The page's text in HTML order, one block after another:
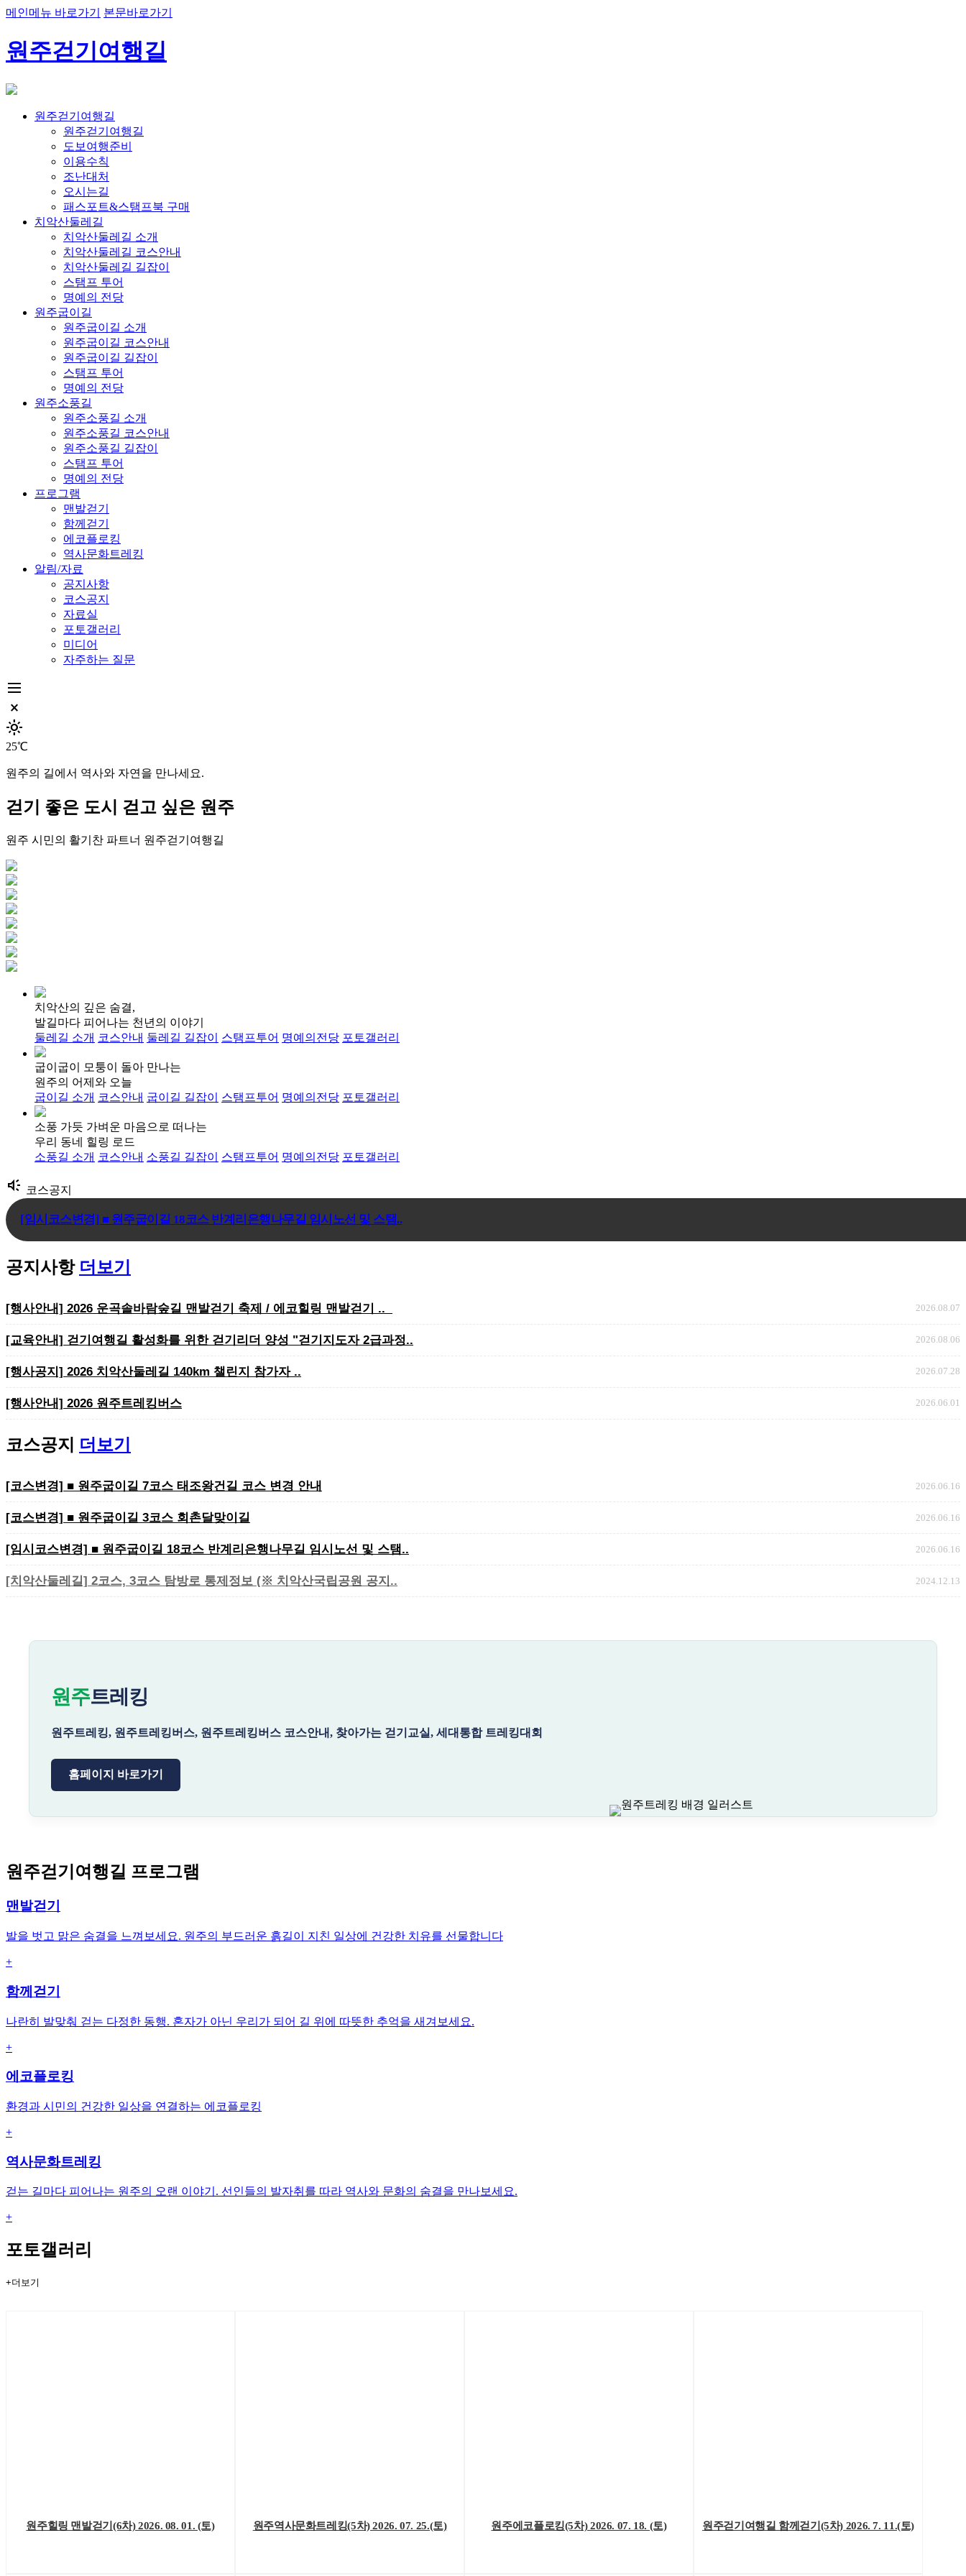
메인메뉴 바로가기 본문바로가기
원주걷기여행길
원주걷기여행길
원주걷기여행길
도보여행준비
이용수칙
조난대처
오시는길
패스포트&스탬프북 구매
치악산둘레길
치악산둘레길 소개
치악산둘레길 코스안내
치악산둘레길 길잡이
스탬프 투어
명예의 전당
원주굽이길
원주굽이길 소개
원주굽이길 코스안내
원주굽이길 길잡이
스탬프 투어
명예의 전당
원주소풍길
원주소풍길 소개
원주소풍길 코스안내
원주소풍길 길잡이
스탬프 투어
명예의 전당
프로그램
맨발걷기
함께걷기
에코플로킹
역사문화트레킹
알림/자료
공지사항
코스공지
자료실
포토갤러리
미디어
자주하는 질문
dehaze
close_small
light_mode
25℃
원주의 길에서 역사와 자연을 만나세요.
걷기 좋은 도시 걷고 싶은 원주
원주 시민의 활기찬 파트너 원주걷기여행길
치악산의 깊은 숨결,
발길마다 피어나는 천년의 이야기
둘레길 소개 코스안내 둘레길 길잡이 스탬프투어 명예의전당 포토갤러리
굽이굽이 모퉁이 돌아 만나는
원주의 어제와 오늘
굽이길 소개 코스안내 굽이길 길잡이 스탬프투어 명예의전당 포토갤러리
소풍 가듯 가벼운 마음으로 떠나는
우리 동네 힐링 로드
소풍길 소개 코스안내 소풍길 길잡이 스탬프투어 명예의전당 포토갤러리
brand_awareness 코스공지
[임시코스변경] ■ 원주굽이길 18코스 반계리은행나무길 임시노선 및 스탬..
[코스변경] ■ 원주굽이길 7코스 태조왕건길 코스 변경 안내
[코스변경] ■ 원주굽이길 3코스 회촌달맞이길
공지사항 더보기
[행사안내] 2026 운곡솔바람숲길 맨발걷기 축제 / 에코힐링 맨발걷기 .. 2026.08.07
[교육안내] 걷기여행길 활성화를 위한 걷기리더 양성 "걷기지도자 2급과정.. 2026.08.06
​​​​​​​[행사공지] 2026 치악산둘레길 140km 챌린지 참가자 .. 2026.07.28
[행사안내] 2026 원주트레킹버스 2026.06.01
코스공지 더보기
[코스변경] ■ 원주굽이길 7코스 태조왕건길 코스 변경 안내 2026.06.16
[코스변경] ■ 원주굽이길 3코스 회촌달맞이길 2026.06.16
[임시코스변경] ■ 원주굽이길 18코스 반계리은행나무길 임시노선 및 스탬.. 2026.06.16
[치악산둘레길] 2코스, 3코스 탐방로 통제정보 (※ 치악산국립공원 공지.. 2024.12.13
원주트레킹
원주트레킹, 원주트레킹버스, 원주트레킹버스 코스안내, 찾아가는 걷기교실, 세대통합 트레킹대회
홈페이지 바로가기
원주걷기여행길 프로그램
맨발걷기
발을 벗고 맑은 숨결을 느껴보세요. 원주의 부드러운 흙길이 지친 일상에 건강한 치유를 선물합니다
+
함께걷기
나란히 발맞춰 걷는 다정한 동행. 혼자가 아닌 우리가 되어 길 위에 따뜻한 추억을 새겨보세요.
+
에코플로킹
환경과 시민의 건강한 일상을 연결하는 에코플로킹
+
역사문화트레킹
걷는 길마다 피어나는 원주의 오랜 이야기. 선인들의 발자취를 따라 역사와 문화의 숨결을 만나보세요.
+
포토갤러리
+더보기
원주힐링 맨발걷기(6차) 2026. 08. 01. (토) 원주역사문화트레킹(5차) 2026. 07. 25.(토) 원주에코플로킹(5차) 2026. 07. 18. (토) 원주걷기여행길 함께걷기(5차) 2026. 7. 11.(토)